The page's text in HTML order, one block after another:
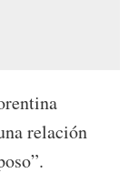
relación